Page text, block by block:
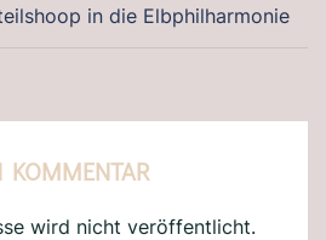
in die Elbphilharmonie
KOMMENTAR
wird nicht veröffentlicht.